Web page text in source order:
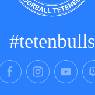
#tetenbulls